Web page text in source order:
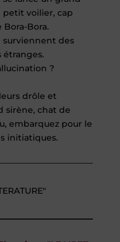
petit voilier, cap
Bora.
surviennent des
?
drôle et
sirène, chat de
embarquez pour le
initiatiques.